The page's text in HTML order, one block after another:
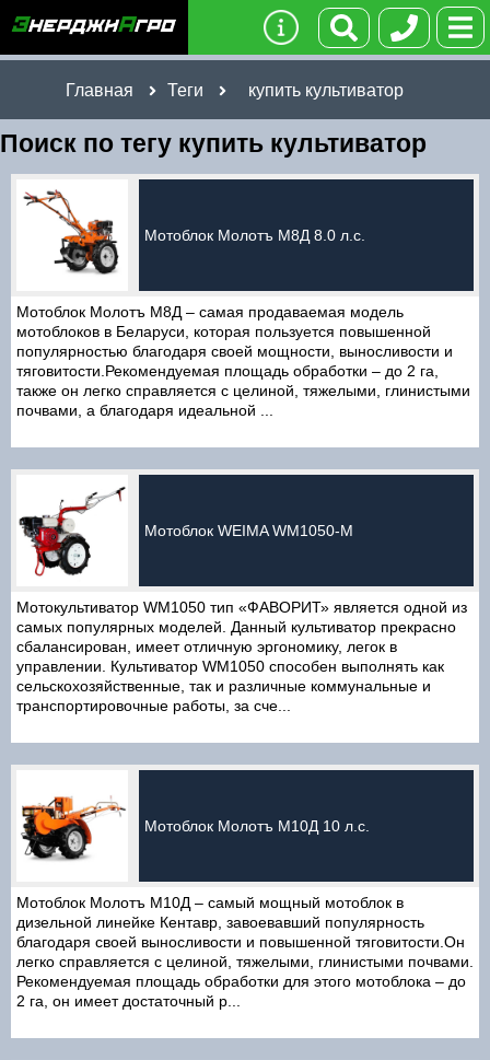
Главная Теги купить культиватор
Поиск по тегу купить культиватор
Мотоблок Молотъ М8Д 8.0 л.с.
Мотоблок Молотъ М8Д – самая продаваемая модель
мотоблоков в Беларуси, которая пользуется повышенной
популярностью благодаря своей мощности, выносливости и
тяговитости.Рекомендуемая площадь обработки – до 2 га,
также он легко справляется с целиной, тяжелыми, глинистыми
почвами, а благодаря идеальной ...
Мотоблок WEIMA WM1050-M
Мотокультиватор WM1050 тип «ФАВОРИТ» является одной из
самых популярных моделей. Данный культиватор прекрасно
сбалансирован, имеет отличную эргономику, легок в
управлении. Культиватор WM1050 способен выполнять как
сельскохозяйственные, так и различные коммунальные и
транспортировочные работы, за сче...
Мотоблок Молотъ М10Д 10 л.с.
Мотоблок Молотъ М10Д – самый мощный мотоблок в
дизельной линейке Кентавр, завоевавший популярность
благодаря своей выносливости и повышенной тяговитости.Он
легко справляется с целиной, тяжелыми, глинистыми почвами.
Рекомендуемая площадь обработки для этого мотоблока – до
2 га, он имеет достаточный р...